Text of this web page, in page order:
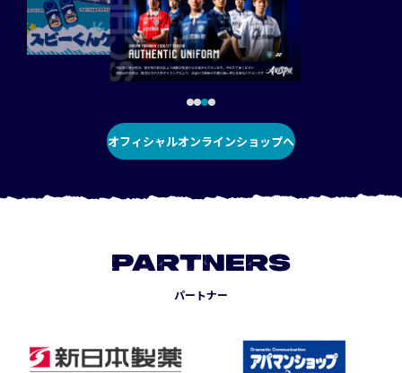
オフィシャルオンラインショップへ
PARTNERS
パートナー